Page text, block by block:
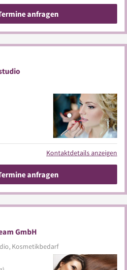
anfragen
Kontaktdetails anzeigen
anfragen
GmbH
Kosmetikbedarf